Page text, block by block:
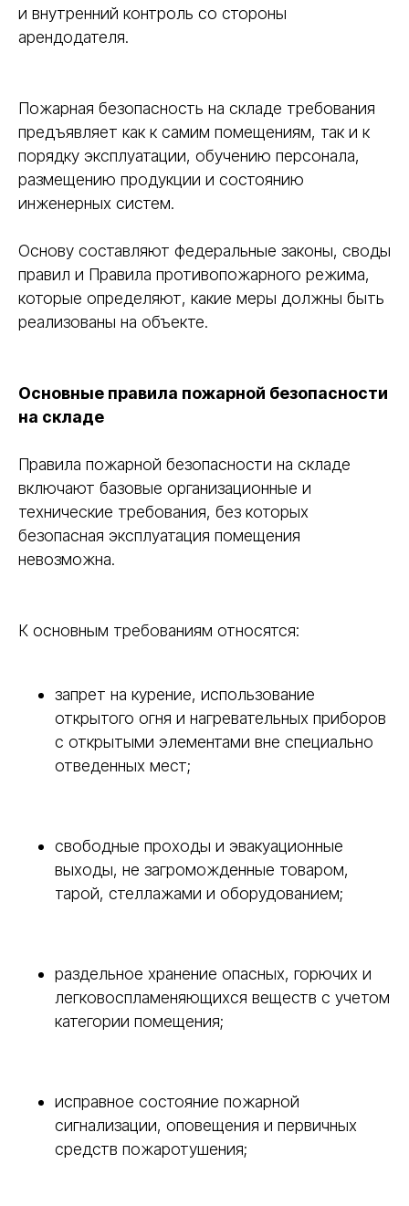
и внутренний контроль со стороны
арендодателя.
Пожарная безопасность на складе требования
предъявляет как к самим помещениям, так и к
порядку эксплуатации, обучению персонала,
размещению продукции и состоянию
инженерных систем.
Основу составляют федеральные законы, своды
правил и Правила противопожарного режима,
которые определяют, какие меры должны быть
реализованы на объекте.
Основные правила пожарной безопасности
на складе
Правила пожарной безопасности на складе
включают базовые организационные и
технические требования, без которых
безопасная эксплуатация помещения
невозможна.
К основным требованиям относятся:
запрет на курение, использование
открытого огня и нагревательных приборов
с открытыми элементами вне специально
отведенных мест;
свободные проходы и эвакуационные
выходы, не загроможденные товаром,
тарой, стеллажами и оборудованием;
раздельное хранение опасных, горючих и
легковоспламеняющихся веществ с учетом
категории помещения;
исправное состояние пожарной
сигнализации, оповещения и первичных
средств пожаротушения;